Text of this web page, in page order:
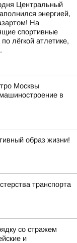
Центральный
энергией,
На
спортивные
лёгкой атлетике,
Москвы
в
образ жизни!
транспорта
со стражем
и